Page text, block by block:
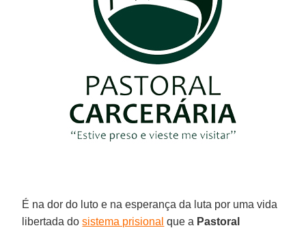
É na dor do luto e na esperança da luta por uma vida
libertada dosistema prisional que a Pastoral